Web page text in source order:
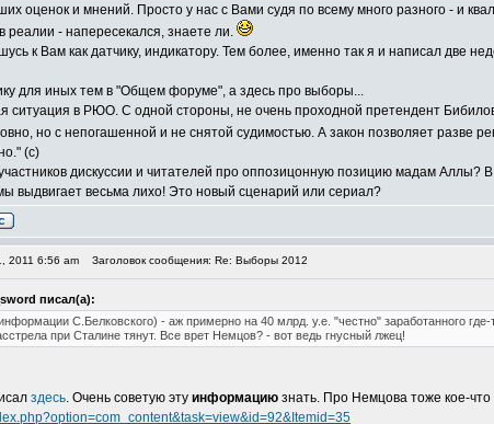
оценок и мнений. Просто у нас с Вами судя по всему много разного - и
реалии - напересекался, знаете ли.
к Вам как датчику, индикатору. Тем более, именно так я и написал две
для иных тем в "Общем форуме", а здесь про выборы...
в РЮО. С одной стороны, не очень проходной претендент
но с непогашенной и не снятой судимостью. А закон позволяет разве
(с)
дискуссии и читателей про оппозицонную позицию мадам Аллы?
выдвигает весьма лихо! Это новый сценарий или сериал?
2011 6:56 am Заголовок сообщения: Re: Выборы 2012
писал(а):
С.Белковского) - аж примерно на 40 млрд. у.е. "честно" заработанного
при Сталине тянут. Все врет Немцов? - вот ведь гнусный лжец!
здесь. Очень советую эту информацию знать. Про Немцова тоже кое-